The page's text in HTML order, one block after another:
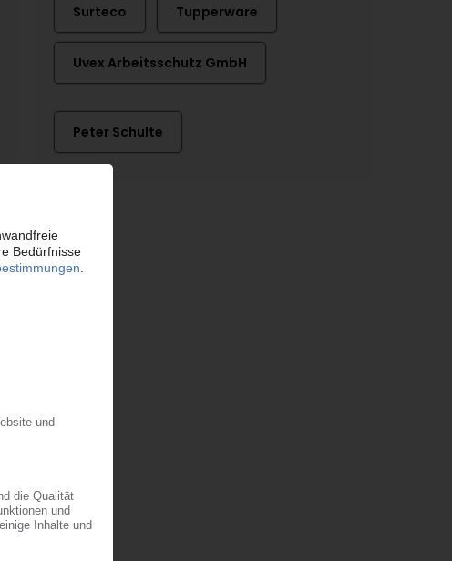
Surteco Tupperware
Uvex Arbeitsschutz GmbH
Peter Schulte